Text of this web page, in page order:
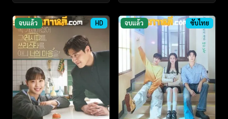
จบแล้ว HD จบแล้ว ซับไทย